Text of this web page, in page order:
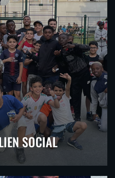
SOCIAL